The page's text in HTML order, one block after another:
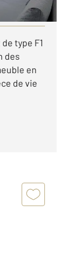
type F1
des
en
de vie